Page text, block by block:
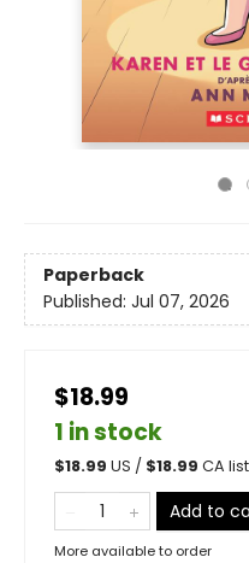
Paperback
Published: Jul 07, 2026
$18.99
1 in stock
$18.99 US / $18.99 CA
Add to
More available to order